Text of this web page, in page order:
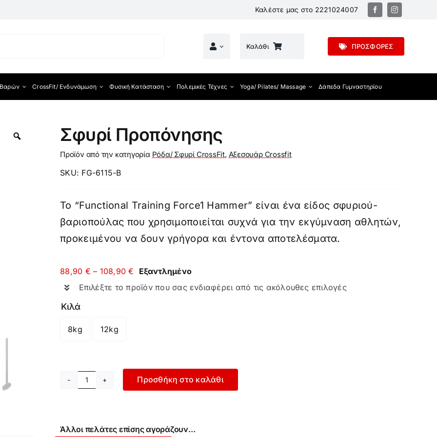
Καλέστε μας στο 2221024007
Καλάθι ΠΡΟΣΦΟΡΕΣ
CrossFit/ Ενδυνάμωση Φυσική Κατάσταση Πολεμικές Τέχνες Yoga/ Pilates/ Massage Δάπεδα Γυμναστηρίου
Σφυρί Προπόνησης
Προϊόν από την κατηγορία Ρόδα/ Σφυρί CrossFit, Αξεσουάρ Crossfit
SKU: FG-6115-B
Το “Functional Training Force1 Hammer” είναι ένα είδος σφυριού-
βαριοπούλας που χρησιμοποιείται συχνά για την εκγύμναση αθλητών,
προκειμένου να δουν γρήγορα και έντονα αποτελέσματα.
88,90 € – 108,90€ Price
88,90 €
Εξαντλημένο
Επιλέξτε το προϊόν που σας ενδιαφέρει από τις ακόλουθες επιλογές
Κιλά
8kg 12kg
Σφυρί
Προσθήκη στο καλάθι
Άλλοι πελάτες επίσης αγοράζουν…